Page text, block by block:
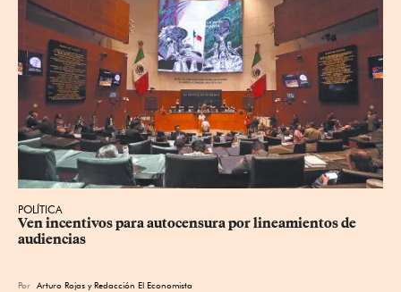
POLÍTICA
Ven incentivos para autocensura por lineamientos de
audiencias
Por Arturo Rojas yRedacción El Economista